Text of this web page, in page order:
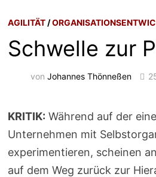
AGILITÄT /
Schwelle zur
vonJohannes Thönneßen
KRITIK: Während auf der
Unternehmen mit
experimentieren, scheinen
auf dem Weg zurück zur